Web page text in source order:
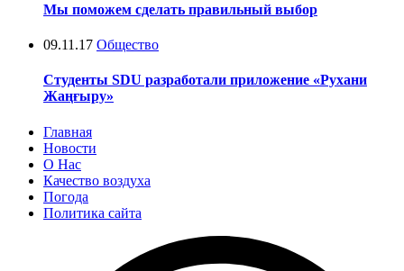
Мы поможем сделать правильный выбор
09.11.17 Общество
Студенты SDU разработали приложение «Рухани
Жаңғыру»
Главная
Новости
О Нас
Качество воздуха
Погода
Политика сайта